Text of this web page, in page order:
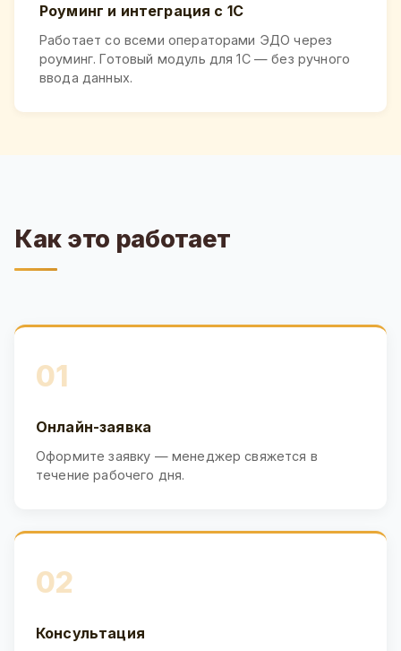
Роуминг и интеграция с 1С
Работает со всеми операторами ЭДО через
роуминг. Готовый модуль для 1С — без ручного
ввода данных.
Как это работает
01
Онлайн-заявка
Оформите заявку — менеджер свяжется в
течение рабочего дня.
02
Консультация